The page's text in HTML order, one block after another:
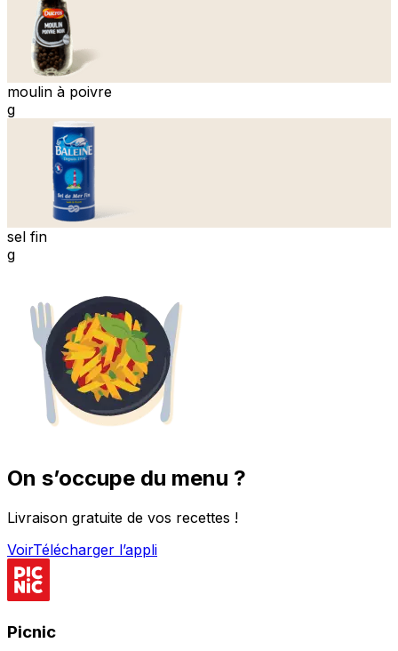
moulin à poivre
g
sel fin
g
On s’occupe du menu ?
Livraison gratuite de vos recettes !
VoirTélécharger l’appli
Picnic